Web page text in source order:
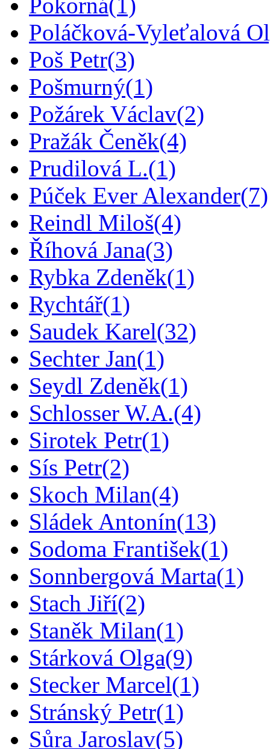
Poláčková-Vyleťalová
Poš Petr(3)
Pošmurný(1)
Požárek Václav(2)
Pražák Čeněk(4)
Prudilová L.(1)
Púček Ever Alexander(7)
Reindl Miloš(4)
Říhová Jana(3)
Rybka Zdeněk(1)
Rychtář(1)
Saudek Karel(32)
Sechter Jan(1)
Seydl Zdeněk(1)
Schlosser W.A.(4)
Sirotek Petr(1)
Sís Petr(2)
Skoch Milan(4)
Sládek Antonín(13)
Sodoma František(1)
Sonnbergová Marta(1)
Stach Jiří(2)
Staněk Milan(1)
Stárková Olga(9)
Stecker Marcel(1)
Stránský Petr(1)
Sůra Jaroslav(5)